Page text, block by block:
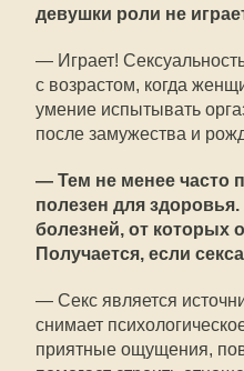
девушки роли не
— Играет!
с возрастом, когда
умение испытывать
после замужества и
— Тем не менее часто
полезен для
болезней, от которых
Получается, если
— Секс является
снимает
приятные ощущения,